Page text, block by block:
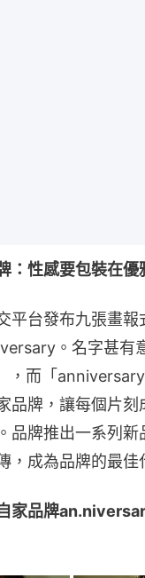
：性感要包裝在優
平台發布九張畫報
。名字甚有
，而「anniversary
品牌，讓每個片刻
品牌推出一系列新
，成為品牌的最佳
家品牌